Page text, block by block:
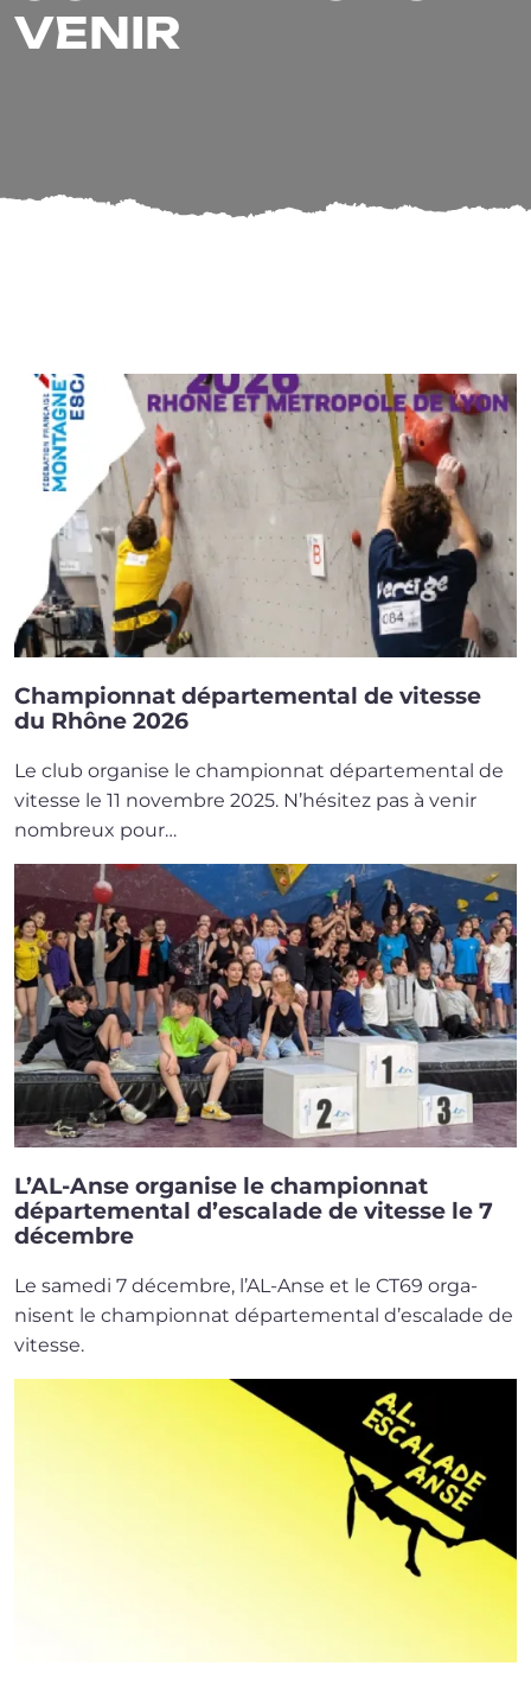
VENIR
Championnat départemental de vitesse
du Rhône 2026
Le club orga­nise le cham­pion­nat dépar­te­men­tal de
vitesse le 11 novembre 2025. N’hésitez pas à venir
nom­breux pour…
L’AL-Anse organise le championnat
départemental d’escalade de vitesse le 7
décembre
Le same­di 7 décembre, l’AL-Anse et le CT69 orga­
nisent le cham­pion­nat dépar­te­men­tal d’es­ca­lade de
vitesse.